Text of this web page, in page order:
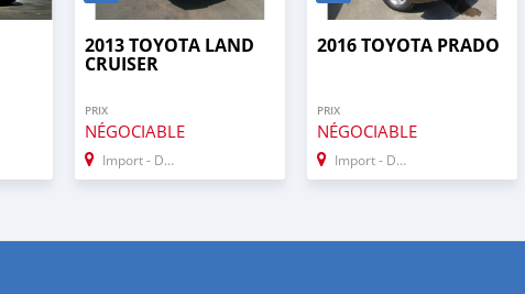
2013 TOYOTA LAND
CRUISER
PRIX
NÉGOCIABLE
Import - Dubai
2016 TOYOTA PRADO
PRIX
NÉGOCIABLE
Import - Dubai